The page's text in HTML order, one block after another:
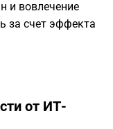
и вовлечение
за счет эффекта
от ИТ-